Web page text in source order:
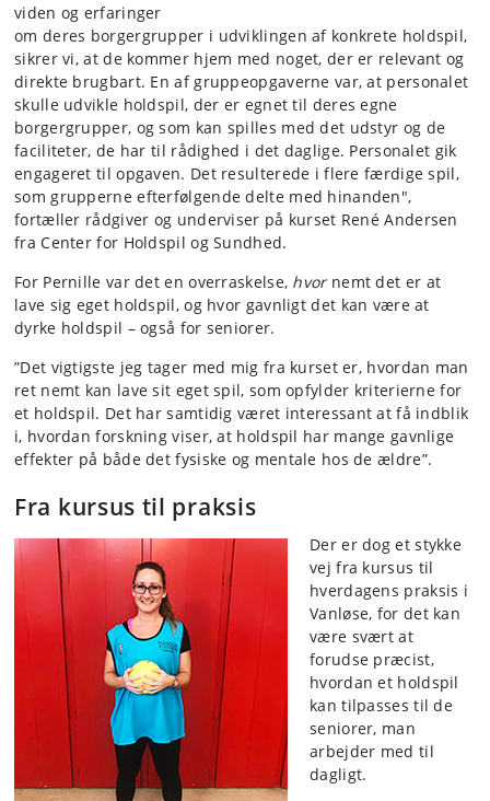
viden og erfaringer
om deres borgergrupper i udviklingen af konkrete holdspil,
sikrer vi, at de kommer hjem med noget, der er relevant og
direkte brugbart. En af gruppeopgaverne var, at personalet
skulle udvikle holdspil, der er egnet til deres egne
borgergrupper, og som kan spilles med det udstyr og de
faciliteter, de har til rådighed i det daglige. Personalet gik
engageret til opgaven. Det resulterede i flere færdige spil,
som grupperne efterfølgende delte med hinanden",
fortæller rådgiver og underviser på kurset René Andersen
fra Center for Holdspil og Sundhed.
For Pernille var det en overraskelse, hvornemt det er at
lave sig eget holdspil, og hvor gavnligt det kan være at
dyrke holdspil – også for seniorer.
”Det vigtigste jeg tager med mig fra kurset er, hvordan man
ret nemt kan lave sit eget spil, som opfylder kriterierne for
et holdspil. Det har samtidig været interessant at få indblik
i, hvordan forskning viser, at holdspil har mange gavnlige
effekter på både det fysiske og mentale hos de ældre”.
Fra kursus til praksis
Der er dog et stykke
vej fra kursus til
hverdagens praksis i
Vanløse, for det kan
være svært at
forudse præcist,
hvordan et holdspil
kan tilpasses til de
seniorer, man
arbejder med til
dagligt.